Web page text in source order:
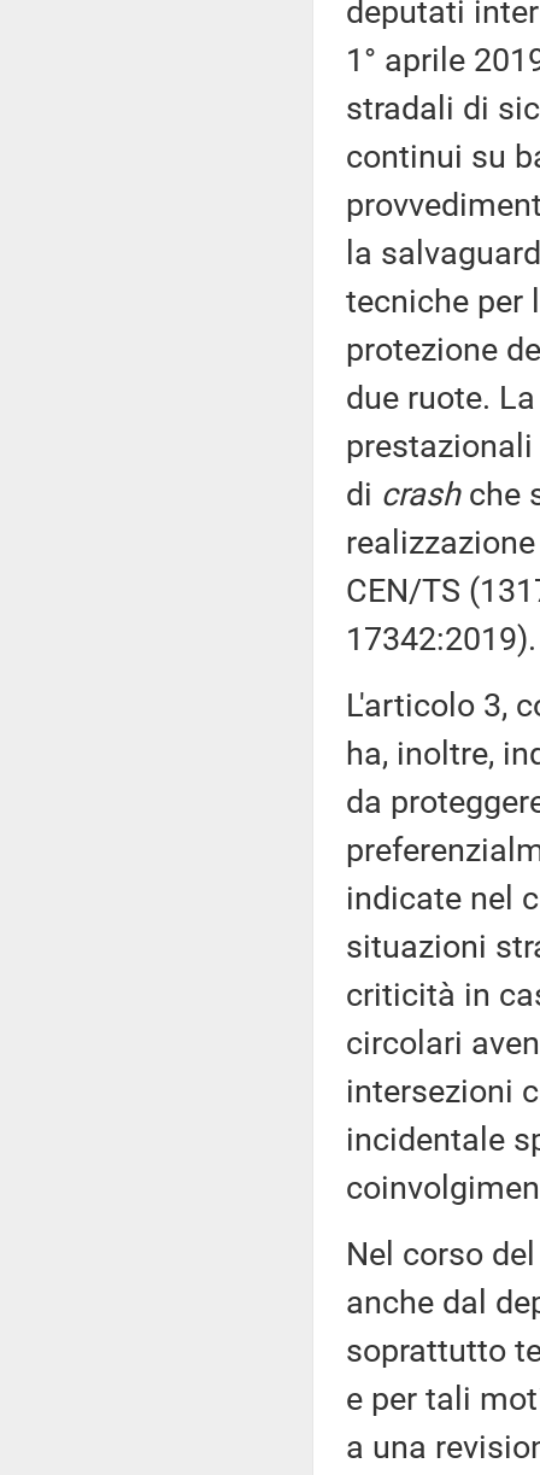
deputati
1° aprile
stradali di
continui su
la
tecniche per
protezione
due ruote.
di crashche
CEN/TS
17342:2019).
L'articolo 3,
ha, inoltre,
da
indicate nel
situazioni
criticità in
circolari
intersezioni
incidentale
Nel corso
anche dal
soprattutto
e per tali
a una